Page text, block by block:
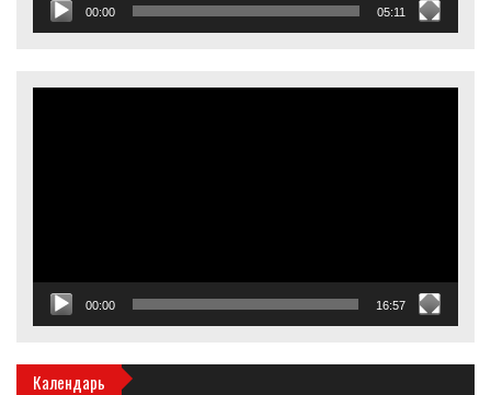
00:00 05:11
00:00 16:57
Календарь